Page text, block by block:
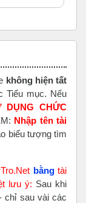
không hiện tất
Tiểu mục. Nếu
DỤNG CHỨC
Nhập tên tài
biểu tượng tìm
bằngtài
lưu ý: Sau khi
chỉ sau vài các